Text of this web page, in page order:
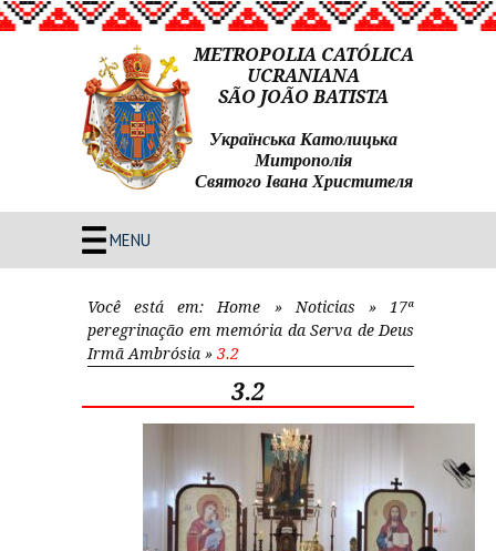
METROPOLIA CATÓLICA
UCRANIANA
SÃO JOÃO BATISTA
Українська Католицька
Митрополія
Святого Івана Христителя
MENU
Você está em: Home » Noticias » 17ª
peregrinação em memória da Serva de Deus
Irmã Ambrósia » 3.2
3.2